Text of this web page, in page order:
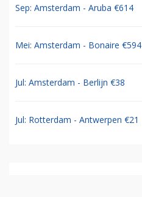
Sep: Amsterdam - Aruba €614
Mei: Amsterdam - Bonaire €594
Jul: Amsterdam - Berlijn €38
Jul: Rotterdam - Antwerpen €21